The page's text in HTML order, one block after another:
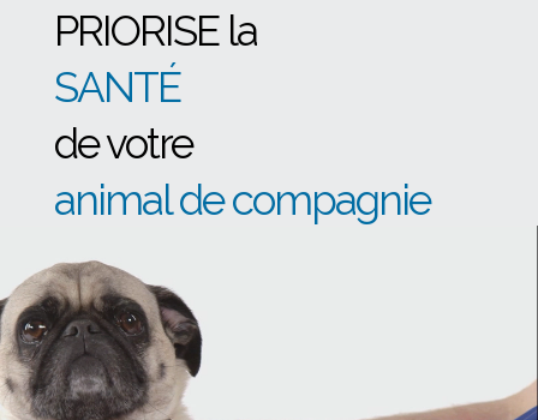
PRIORISE la
SANTÉ
de votre
animal de compagnie